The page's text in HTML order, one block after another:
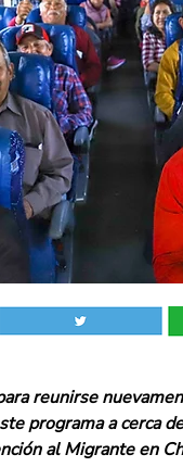
reunirse
programa a cerca
al Migrante en